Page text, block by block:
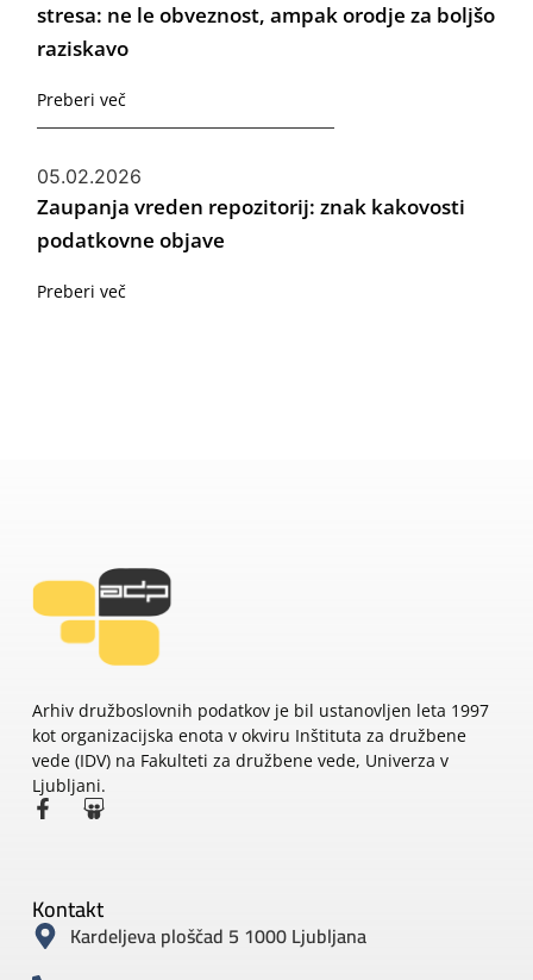
stresa: ne le obveznost, ampak orodje za boljšo
raziskavo
Preberi več
05.02.2026
Zaupanja vreden repozitorij: znak kakovosti
podatkovne objave
Preberi več
Arhiv družboslovnih podatkov je bil ustanovljen leta 1997
kot organizacijska enota v okviru Inštituta za družbene
vede (IDV) na Fakulteti za družbene vede, Univerza v
Ljubljani.
Kontakt
Kardeljeva ploščad 5 1000 Ljubljana